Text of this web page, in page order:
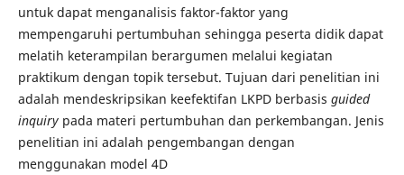
untuk dapat menganalisis faktor-faktor yang
mempengaruhi pertumbuhan sehingga peserta didik dapat
melatih keterampilan berargumen melalui kegiatan
praktikum dengan topik tersebut. Tujuan dari penelitian ini
adalah mendeskripsikan keefektifan LKPD berbasis guided
inquirypada materi pertumbuhan dan perkembangan. Jenis
penelitian ini adalah pengembangan dengan
menggunakan model 4D